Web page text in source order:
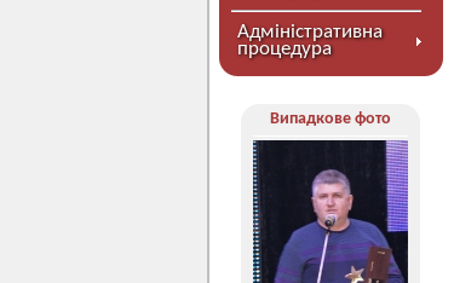
Адміністративна
процедура
Випадкове фото